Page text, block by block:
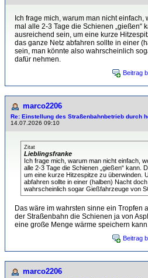
Ich frage mich, warum man nicht
mal alle 2-3 Tage die Schienen „gießen“
ausreichend sein, um eine kurze
das ganze Netz abfahren sollte in einer
sein, man könnte also wahrscheinlich
dafür nehmen.
Beitrag
marco2206
Re: Einstellung des Straßenbahnbetrieb durch
14.07.2026 09:10
Zitat
Lieblingsfranke
Ich frage mich, warum man nicht einfach,
alle 2-3 Tage die Schienen „gießen“ kann.
um eine kurze Hitzespitze zu überwinden.
abfahren sollte in einer (halben) Nacht
wahrscheinlich sogar Gießfahrzeuge von
Das wäre im wahrsten sinne ein Tropfen
der Straßenbahn die Schienen ja von
eine große Menge wärme speichern
Beitrag
marco2206